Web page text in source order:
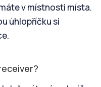
v místnosti místa.
úhlopříčku si